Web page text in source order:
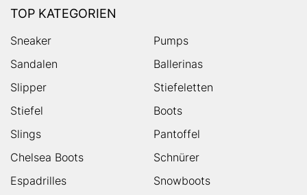
TOP KATEGORIEN
Sneaker
Pumps
Sandalen
Ballerinas
Slipper
Stiefeletten
Stiefel
Boots
Slings
Pantoffel
Chelsea Boots
Schnürer
Espadrilles
Snowboots